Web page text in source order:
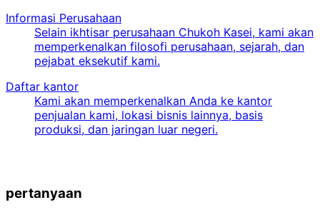
Informasi Perusahaan
Selain ikhtisar perusahaan Chukoh Kasei, kami akan
memperkenalkan filosofi perusahaan, sejarah, dan
pejabat eksekutif kami.
Daftar kantor
Kami akan memperkenalkan Anda ke kantor
penjualan kami, lokasi bisnis lainnya, basis
produksi, dan jaringan luar negeri.
pertanyaan